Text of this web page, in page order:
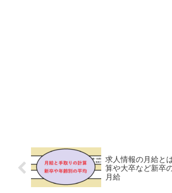
求人情報の月給と
算や大卒など新卒
月給